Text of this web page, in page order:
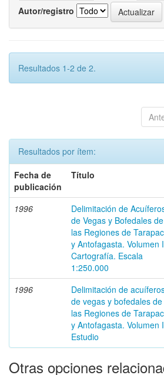
Autor/registro
Resultados 1-2 de 2.
Resultados por ítem:
Fecha de
publicación
Título
1996
Delimitación de
de Vegas y Bofedales de
las Regiones de
y Antofagasta. Volumen
Cartografía. Escala
1:250.000
1996
Delimitación de
de vegas y bofedales de
las Regiones de
y Antofagasta. Volumen
Estudio
Otras opciones